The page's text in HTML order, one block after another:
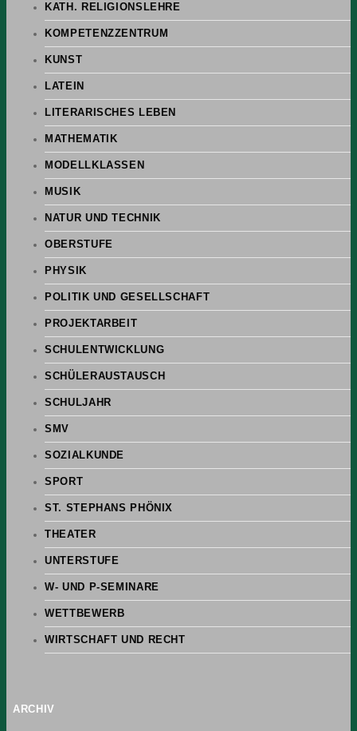
KATH. RELIGIONSLEHRE
KOMPETENZZENTRUM
KUNST
LATEIN
LITERARISCHES LEBEN
MATHEMATIK
MODELLKLASSEN
MUSIK
NATUR UND TECHNIK
OBERSTUFE
PHYSIK
POLITIK UND GESELLSCHAFT
PROJEKTARBEIT
SCHULENTWICKLUNG
SCHÜLERAUSTAUSCH
SCHULJAHR
SMV
SOZIALKUNDE
SPORT
ST. STEPHANS PHÖNIX
THEATER
UNTERSTUFE
W- UND P-SEMINARE
WETTBEWERB
WIRTSCHAFT UND RECHT
ARCHIV